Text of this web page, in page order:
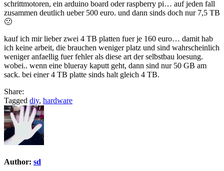
schrittmotoren, ein arduino board oder raspberry pi… auf jeden fall
zusammen deutlich ueber 500 euro. und dann sinds doch nur 7,5 TB
🙁
kauf ich mir lieber zwei 4 TB platten fuer je 160 euro… damit hab
ich keine arbeit, die brauchen weniger platz und sind wahrscheinlich
weniger anfaellig fuer fehler als diese art der selbstbau loesung.
wobei.. wenn eine blueray kaputt geht, dann sind nur 50 GB am
sack. bei einer 4 TB platte sinds halt gleich 4 TB.
Share:
Tagged diy, hardware
Author: sd